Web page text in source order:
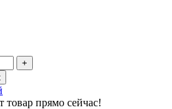
товар прямо сейчас!